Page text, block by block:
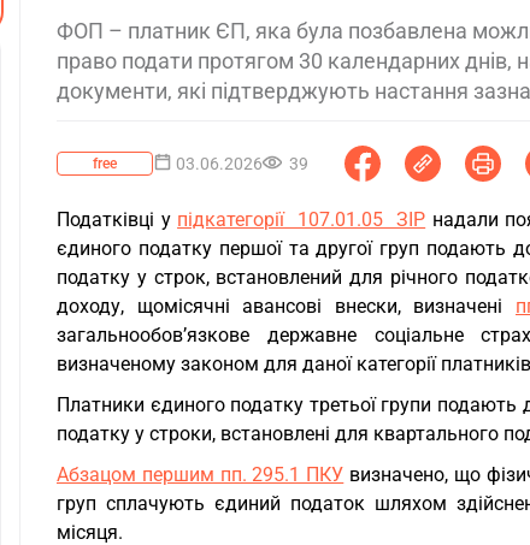
ФОП – платник ЄП, яка була позбавлена
право подати протягом 30 календарних днів,
документи, які підтверджують настання
free 03.06.2026 39
Податківці у підкатегорії 107.01.05 ЗІР надали
єдиного податку першої та другої груп подають
податку у строк, встановлений для річного
доходу, щомісячні авансові внески, визначені
загальнообов’язкове державне соціальне
визначеному законом для даної категорії
Платники єдиного податку третьої групи
податку у строки, встановлені для квартального
Абзацом першим пп. 295.1 ПКУ визначено, що
груп сплачують єдиний податок шляхом
місяця.